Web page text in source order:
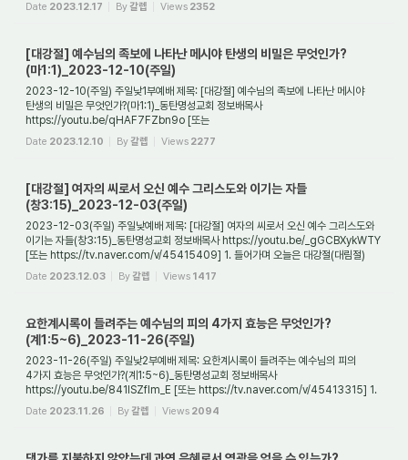
Date 2023.12.17 By갈렙 Views 2352
[대강절] 예수님의 족보에 나타난 메시야 탄생의 비밀은 무엇인가?
(마1:1)_2023-12-10(주일)
2023-12-10(주일) 주일낮1부예배 제목: [대강절] 예수님의 족보에 나타난 메시야
탄생의 비밀은 무엇인가?(마1:1)_동탄명성교회 정보배목사
https://youtu.be/qHAF7FZbn9o [또는
https://tv.naver.com/v/45416804] 1. 들어가며 예수님은 약속을 따라 이 땅에 ...
Date 2023.12.10 By갈렙 Views 2277
[대강절] 여자의 씨로서 오신 예수 그리스도와 이기는 자들
(창3:15)_2023-12-03(주일)
2023-12-03(주일) 주일낮예배 제목: [대강절] 여자의 씨로서 오신 예수 그리스도와
이기는 자들(창3:15)_동탄명성교회 정보배목사 https://youtu.be/_gGCBXykWTY
[또는 https://tv.naver.com/v/45415409] 1. 들어가며 오늘은 대강절(대림절)
첫째 주일이다. '...
Date 2023.12.03 By갈렙 Views 1417
요한계시록이 들려주는 예수님의 피의 4가지 효능은 무엇인가?
(계1:5~6)_2023-11-26(주일)
2023-11-26(주일) 주일낮2부예배 제목: 요한계시록이 들려주는 예수님의 피의
4가지 효능은 무엇인가?(계1:5~6)_동탄명성교회 정보배목사
https://youtu.be/841lSZflm_E [또는 https://tv.naver.com/v/45413315] 1.
들어가며 예수께서는 하나님이시지만 사람으...
Date 2023.11.26 By갈렙 Views 2094